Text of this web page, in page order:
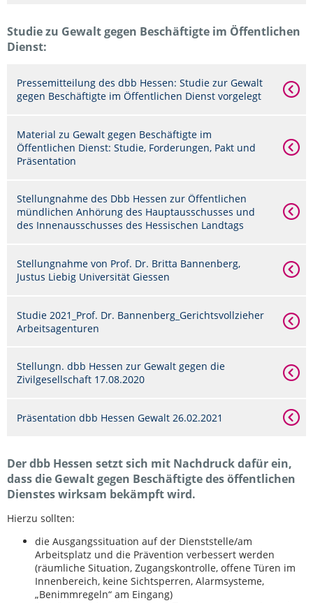
Studie zu Gewalt gegen Beschäftigte im Öffentlichen
Dienst:
Pressemitteilung des dbb Hessen: Studie zur Gewalt
gegen Beschäftigte im Öffentlichen Dienst vorgelegt
Material zu Gewalt gegen Beschäftigte im
Öffentlichen Dienst: Studie, Forderungen, Pakt und
Präsentation
Stellungnahme des Dbb Hessen zur Öffentlichen
mündlichen Anhörung des Hauptausschusses und
des Innenausschusses des Hessischen Landtags
Stellungnahme von Prof. Dr. Britta Bannenberg,
Justus Liebig Universität Giessen
Studie 2021_Prof. Dr. Bannenberg_Gerichtsvollzieher
Arbeitsagenturen
Stellungn. dbb Hessen zur Gewalt gegen die
Zivilgesellschaft 17.08.2020
Präsentation dbb Hessen Gewalt 26.02.2021
Der dbb Hessen setzt sich mit Nachdruck dafür ein,
dass die Gewalt gegen Beschäftigte des öffentlichen
Dienstes wirksam bekämpft wird.
Hierzu sollten:
die Ausgangssituation auf der Dienststelle/am
Arbeitsplatz und die Prävention verbessert werden
(räumliche Situation, Zugangskontrolle, offene Türen im
Innenbereich, keine Sichtsperren, Alarmsysteme,
„Benimmregeln“ am Eingang)